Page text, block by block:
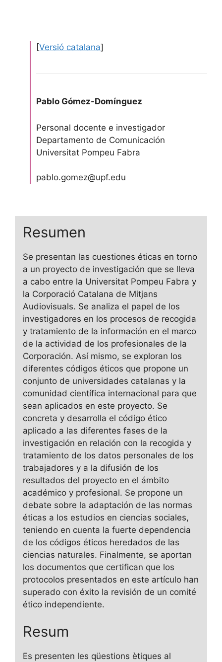
[Versió catalana]
Pablo Gómez-Domínguez
Personal docente e investigador
Departamento de Comunicación
Universitat Pompeu Fabra
pablo.gomez@upf.edu
Resumen
Se presentan las cuestiones éticas en torno
a un proyecto de investigación que se lleva
a cabo entre la Universitat Pompeu Fabra y
la Corporació Catalana de Mitjans
Audiovisuals. Se analiza el papel de los
investigadores en los procesos de recogida
y tratamiento de la información en el marco
de la actividad de los profesionales de la
Corporación. Así mismo, se exploran los
diferentes códigos éticos que propone un
conjunto de universidades catalanas y la
comunidad científica internacional para que
sean aplicados en este proyecto. Se
concreta y desarrolla el código ético
aplicado a las diferentes fases de la
investigación en relación con la recogida y
tratamiento de los datos personales de los
trabajadores y a la difusión de los
resultados del proyecto en el ámbito
académico y profesional. Se propone un
debate sobre la adaptación de las normas
éticas a los estudios en ciencias sociales,
teniendo en cuenta la fuerte dependencia
de los códigos éticos heredados de las
ciencias naturales. Finalmente, se aportan
los documentos que certifican que los
protocolos presentados en este artículo han
superado con éxito la revisión de un comité
ético independiente.
Resum
Es presenten les qüestions ètiques al